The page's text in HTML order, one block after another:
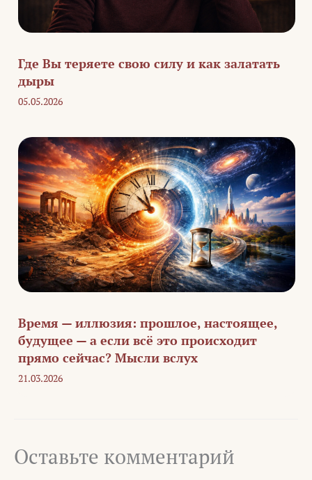
Где Вы теряете свою силу и как залатать
дыры
05.05.2026
Время — иллюзия: прошлое, настоящее,
будущее — а если всё это происходит
прямо сейчас? Мысли вслух
21.03.2026
Оставьте комментарий